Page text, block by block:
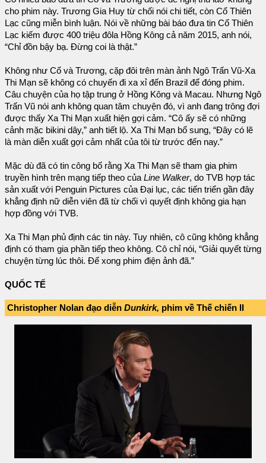
cho phim này. Trương Gia Huy từ chối nói chi tiết, còn Cổ Thiên
Lạc cũng miễn bình luận. Nói về những bài báo đưa tin Cổ Thiên
Lạc kiếm được 400 triệu đôla Hồng Kông cả năm 2015, anh nói,
“Chỉ đồn bậy bạ. Đừng coi là thật.”
Không như Cổ và Trương, cặp đôi trên màn ảnh Ngô Trấn Vũ-Xa
Thi Mạn sẽ không có chuyến đi xa xỉ đến Brazil để đóng phim.
Câu chuyện của họ tập trung ở Hồng Kông và Macau. Nhưng Ngô
Trấn Vũ nói anh không quan tâm chuyện đó, vì anh đang trông đợi
được thấy Xa Thi Mạn xuất hiện gợi cảm. “Cô ấy sẽ có những
cảnh mặc bikini dây,” anh tiết lộ. Xa Thi Mạn bổ sung, “Đây có lẽ
là màn diễn xuất gợi cảm nhất của tôi từ trước đến nay.”
Mặc dù đã có tin công bố rằng Xa Thi Mạn sẽ tham gia phim
truyền hình trên mạng tiếp theo của Line Walker, do TVB hợp tác
sản xuất với Penguin Pictures của Đại lục, các tiến triển gần đây
khẳng định nữ diễn viên đã từ chối vì quyết định không gia hạn
hợp đồng với TVB.
Xa Thi Mạn phủ định các tin này. Tuy nhiên, cô cũng không khẳng
định có tham gia phần tiếp theo không. Cô chỉ nói, “Giải quyết từng
chuyện từng lúc thôi. Để xong phim điện ảnh đã.”
QUỐC TẾ
Christopher Nolan đạo diễn Dunkirk, phim về Thế chiến II